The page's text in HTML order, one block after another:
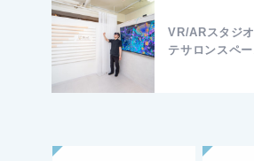
VR/ARスタジ
テサロンスペー